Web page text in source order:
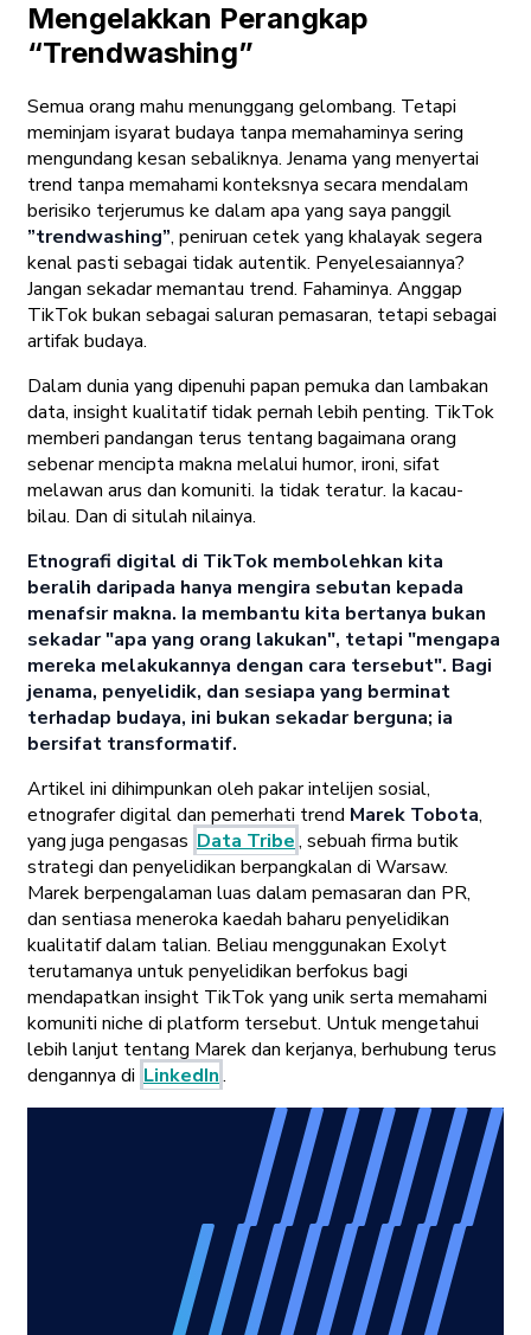
Mengelakkan Perangkap
“Trendwashing”
Semua orang mahu menunggang gelombang. Tetapi
meminjam isyarat budaya tanpa memahaminya sering
mengundang kesan sebaliknya. Jenama yang menyertai
trend tanpa memahami konteksnya secara mendalam
berisiko terjerumus ke dalam apa yang saya panggil
”trendwashing”, peniruan cetek yang khalayak segera
kenal pasti sebagai tidak autentik. Penyelesaiannya?
Jangan sekadar memantau trend. Fahaminya. Anggap
TikTok bukan sebagai saluran pemasaran, tetapi sebagai
artifak budaya.
Dalam dunia yang dipenuhi papan pemuka dan lambakan
data, insight kualitatif tidak pernah lebih penting. TikTok
memberi pandangan terus tentang bagaimana orang
sebenar mencipta makna melalui humor, ironi, sifat
melawan arus dan komuniti. Ia tidak teratur. Ia kacau-
bilau. Dan di situlah nilainya.
Etnografi digital di TikTok membolehkan kita
beralih daripada hanya mengira sebutan kepada
menafsir makna. Ia membantu kita bertanya bukan
sekadar "apa yang orang lakukan", tetapi "mengapa
mereka melakukannya dengan cara tersebut". Bagi
jenama, penyelidik, dan sesiapa yang berminat
terhadap budaya, ini bukan sekadar berguna; ia
bersifat transformatif.
Artikel ini dihimpunkan oleh pakar intelijen sosial,
etnografer digital dan pemerhati trend Marek Tobota,
yang juga pengasas Data Tribe, sebuah firma butik
strategi dan penyelidikan berpangkalan di Warsaw.
Marek berpengalaman luas dalam pemasaran dan PR,
dan sentiasa meneroka kaedah baharu penyelidikan
kualitatif dalam talian. Beliau menggunakan Exolyt
terutamanya untuk penyelidikan berfokus bagi
mendapatkan insight TikTok yang unik serta memahami
komuniti niche di platform tersebut. Untuk mengetahui
lebih lanjut tentang Marek dan kerjanya, berhubung terus
dengannya di LinkedIn.